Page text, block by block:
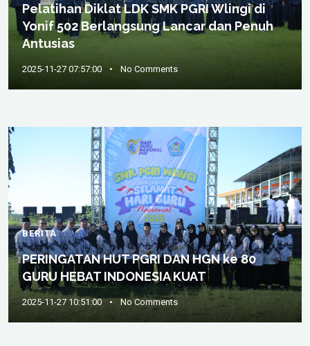
Pelatihan Diklat LDK SMK PGRI Wlingi di
Yonif 502 Berlangsung Lancar dan Penuh
Antusias
2025-11-27 07:57:00 • No Comments
BERITA
PERINGATAN HUT PGRI DAN HGN ke 80
GURU HEBAT INDONESIA KUAT
2025-11-27 10:51:00 • No Comments